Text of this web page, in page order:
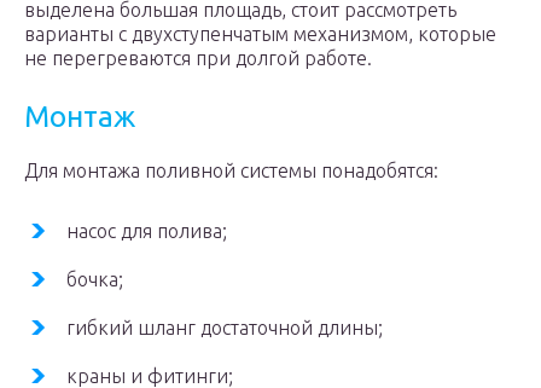
выделена большая площадь, стоит рассмотреть
варианты с двухступенчатым механизмом, которые
не перегреваются при долгой работе.
Монтаж
Для монтажа поливной системы понадобятся:
насос для полива;
бочка;
гибкий шланг достаточной длины;
краны и фитинги;